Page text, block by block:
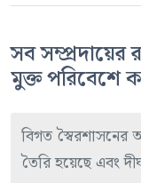
সব সম্প্রদায়ের
মুক্ত পরিবেশে
বিগত
তৈরি হয়েছে এবং